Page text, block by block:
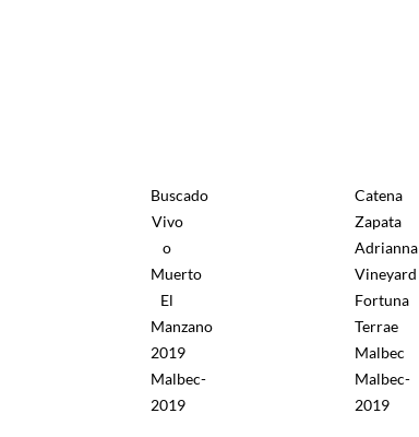
Buscado
Vivo
o
Muerto
El
Manzano
2019
Malbec-
2019
Catena
Zapata
Adrianna
Vineyard
Fortuna
Terrae
Malbec
Malbec-
2019